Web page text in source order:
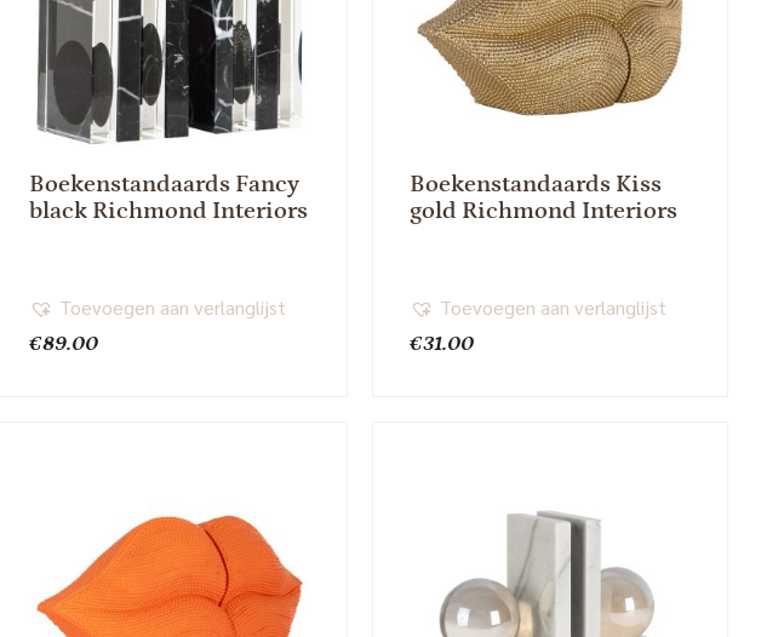
Boekenstandaards Fancy
black Richmond Interiors
€89.00
Toevoegen aan verlanglijst
Boekenstandaards Kiss
gold Richmond Interiors
€31.00
Toevoegen aan verlanglijst